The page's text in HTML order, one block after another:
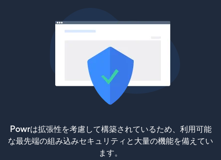
Powrは拡張性を考慮して構築されているため、利用可能
な最先端の組み込みセキュリティと大量の機能を備えてい
ます。